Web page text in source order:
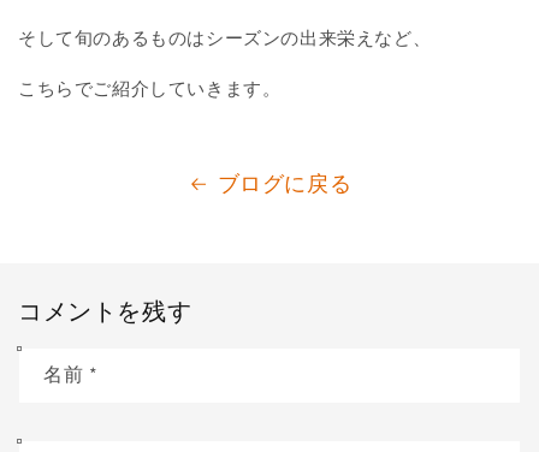
そして旬のあるものはシーズンの出来栄えなど、
こちらでご紹介していきます。
ブログに戻る
コメントを残す
名前 *